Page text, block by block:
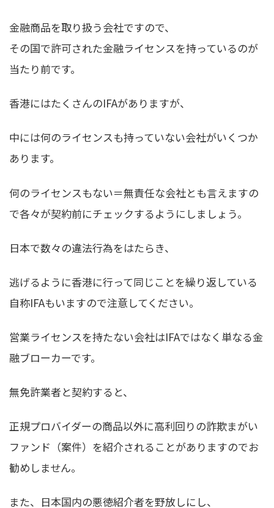
金融商品を取り扱う会社ですので、
その国で許可された金融ライセンスを持っているのが
当たり前です。
香港にはたくさんのIFAがありますが、
中には何のライセンスも持っていない会社がいくつか
あります。
何のライセンスもない＝無責任な会社とも言えますの
で各々が契約前にチェックするようにしましょう。
日本で数々の違法行為をはたらき、
逃げるように香港に行って同じことを繰り返している
自称IFAもいますので注意してください。
営業ライセンスを持たない会社はIFAではなく単なる金
融ブローカーです。
無免許業者と契約すると、
正規プロバイダーの商品以外に高利回りの詐欺まがい
ファンド（案件）を紹介されることがありますのでお
勧めしません。
また、日本国内の悪徳紹介者を野放しにし、